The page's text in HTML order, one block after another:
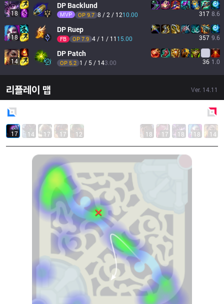
18
DP Backlund
MVP OP 9.7 8 / 2 / 1210.00 317 8.6
18
DP Ruep
FB OP 7.9 4 / 1 / 11 15.00 357 9.6
14
DP Patch
OP 5.2 1 / 5 / 143.00 36 1.0
리플레이 맵 Ver. 14.11
17 14 17 17 12 18 17 18 18 14